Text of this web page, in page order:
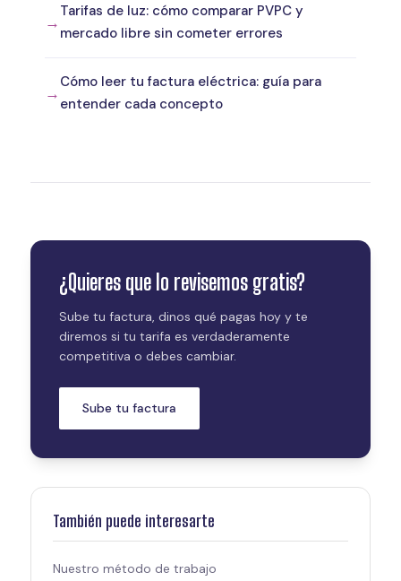
Tarifas de luz: cómo comparar PVPC y
mercado libre sin cometer errores
Cómo leer tu factura eléctrica: guía para
entender cada concepto
¿Quieres que lo revisemos gratis?
Sube tu factura, dinos qué pagas hoy y te
diremos si tu tarifa es verdaderamente
competitiva o debes cambiar.
Sube tu factura
También puede interesarte
Nuestro método de trabajo